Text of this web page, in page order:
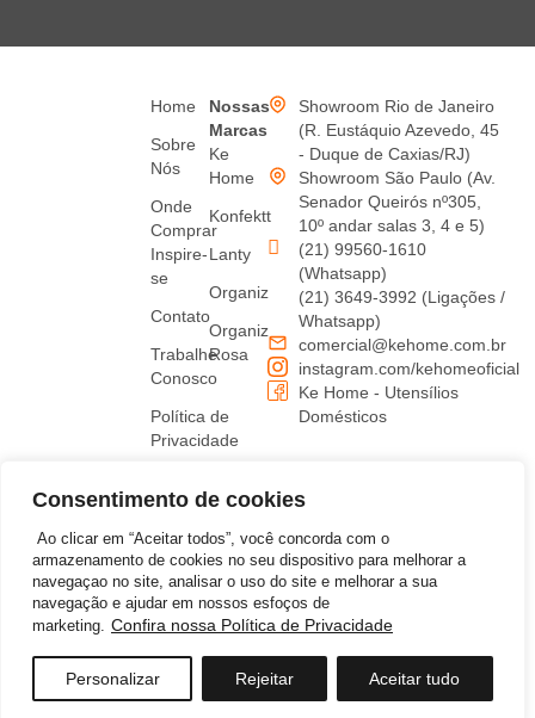
Consentimento de cookies
Ao clicar em “Aceitar todos”, você concorda com o
armazenamento de cookies no seu dispositivo para melhorar a
navegaçao no site, analisar o uso do site e melhorar a sua
navegação e ajudar em nossos esfoços de
marketing. Confira nossa Política de Privacidade
Personalizar Rejeitar Aceitar tudo
Home
Sobre
Nós
Onde
Comprar
Inspire-
se
Contato
Trabalhe
Conosco
Política de
Privacidade
de uso
Nossas
Marcas
Ke
Home
Konfektt
Lanty
Organiz
Organiz
Rosa
Showroom Rio de Janeiro
(R. Eustáquio Azevedo, 45
- Duque de Caxias/RJ)
Showroom São Paulo (Av.
Senador Queirós nº305,
10º andar salas 3, 4 e 5)
(21) 99560-1610
(Whatsapp)
(21) 3649-3992 (Ligações /
Whatsapp)
comercial@kehome.com.br
instagram.com/kehomeoficial
Ke Home - Utensílios
Domésticos